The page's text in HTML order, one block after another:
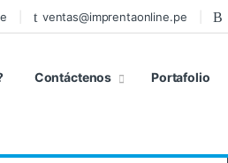
ventas@imprentaonline.pe
Contáctenos Portafolio